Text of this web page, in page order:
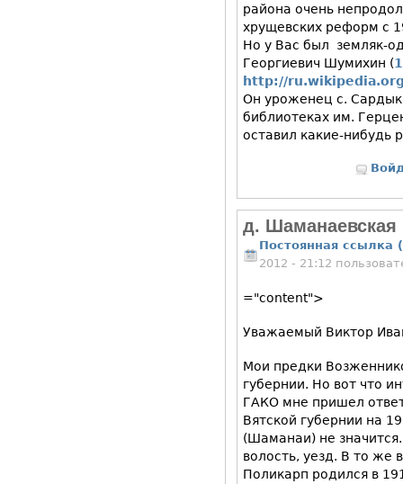
района очень
хрущевских реформ с
Но у Вас был земляк-
Георгиевич Шумихин (
http://
Он уроженец с.
библиотеках им.
оставил какие-нибудь
д. Шаманаевская
Постоянная ссылка
2012 - 21:12
="content">
Уважаемый Виктор
Мои предки
губернии. Но вот что
ГАКО мне пришел
Вятской губернии на
(Шаманаи) не
волость, уезд. В то же
Поликарп родился в